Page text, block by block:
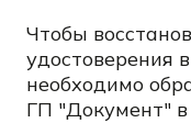
Чтобы
удостоверения
необходимо
ГП "Документ" в